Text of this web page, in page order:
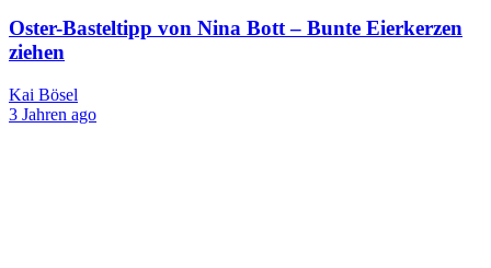
Oster-Basteltipp von Nina Bott – Bunte Eierkerzen
ziehen
Kai Bösel
3 Jahren ago